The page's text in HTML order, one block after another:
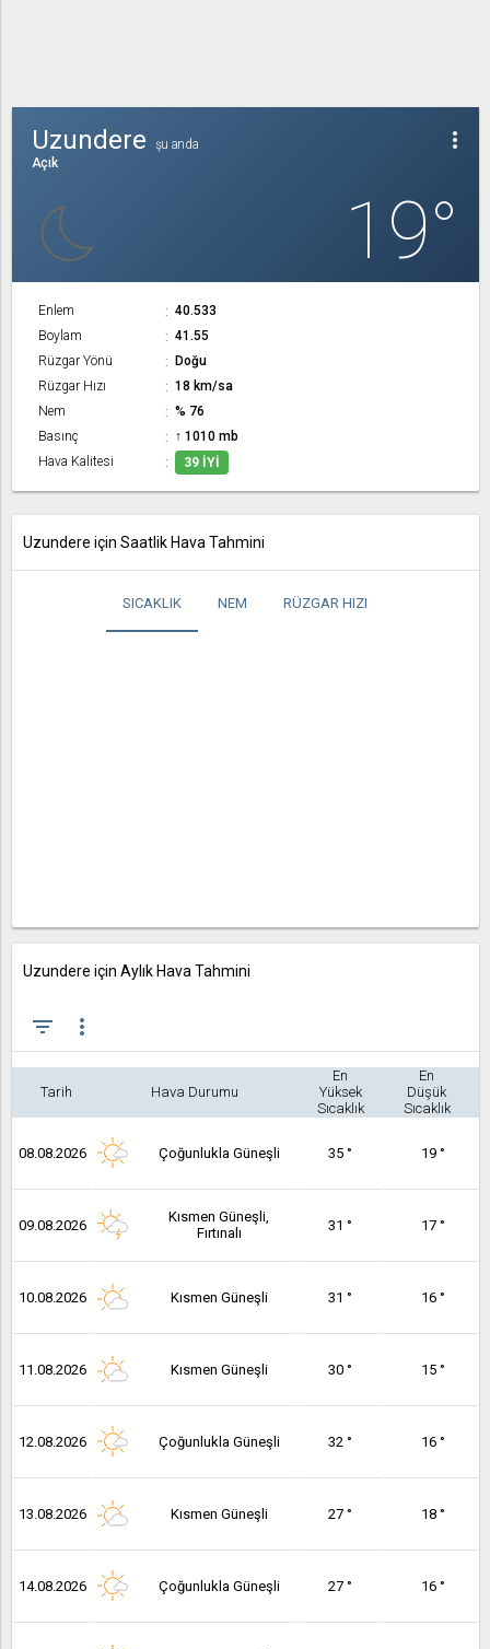
more_vert
Uzundere
şu anda
Açık
19°
Enlem
40.533
Boylam
41.55
Rüzgar Yönü
Doğu
Rüzgar Hızı
18 km/sa
Nem
% 76
Basınç
↑ 1010 mb
Hava Kalitesi
39 İYI
Uzundere için Saatlik Hava Tahmini
SICAKLIK NEM RÜZGAR HIZI
Uzundere için Aylık Hava Tahmini
filter_list more_vert
Tarih Hava Durumu
En
Yüksek
Sıcaklık
En
Düşük
Sıcaklık
08.08.2026 Çoğunlukla Güneşli 35 ° 19 °
09.08.2026
Kısmen Güneşli,
Fırtınalı
31 ° 17 °
10.08.2026 Kısmen Güneşli 31 ° 16 °
11.08.2026 Kısmen Güneşli 30 ° 15 °
12.08.2026 Çoğunlukla Güneşli 32 ° 16 °
13.08.2026 Kısmen Güneşli 27 ° 18 °
14.08.2026 Çoğunlukla Güneşli 27 ° 16 °